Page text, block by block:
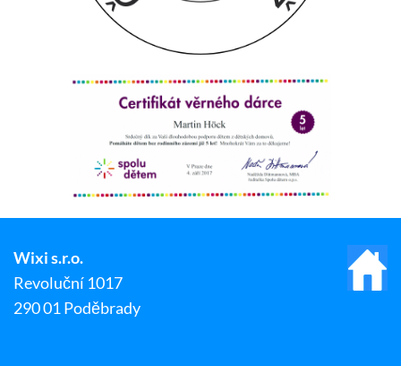
Wixi s.r.o.
Revoluční 1017
290 01 Poděbrady